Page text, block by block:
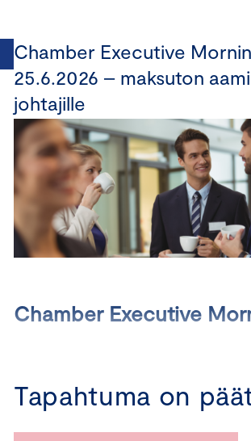
Chamber Executive
25.6.2026 – maksuton
johtajille
Chamber Executive
Chamber Executive Morning kokoaa
yritysjohtajat kuulemaan ajankohtaisia
Tapahtuma on